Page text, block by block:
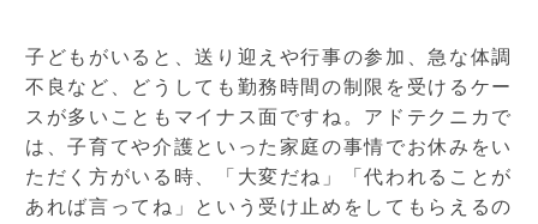
子どもがいると、送り迎えや行事の参加、急な体調
不良など、どうしても勤務時間の制限を受けるケー
スが多いこともマイナス面ですね。アドテクニカで
は、子育てや介護といった家庭の事情でお休みをい
ただく方がいる時、「大変だね」「代われることが
あれば言ってね」という受け止めをしてもらえるの